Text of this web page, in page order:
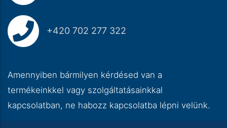
+420 702 277 322
Amennyiben bármilyen kérdésed van a
termékeinkkel vagy szolgáltatásainkkal
kapcsolatban, ne habozz kapcsolatba lépni velünk.